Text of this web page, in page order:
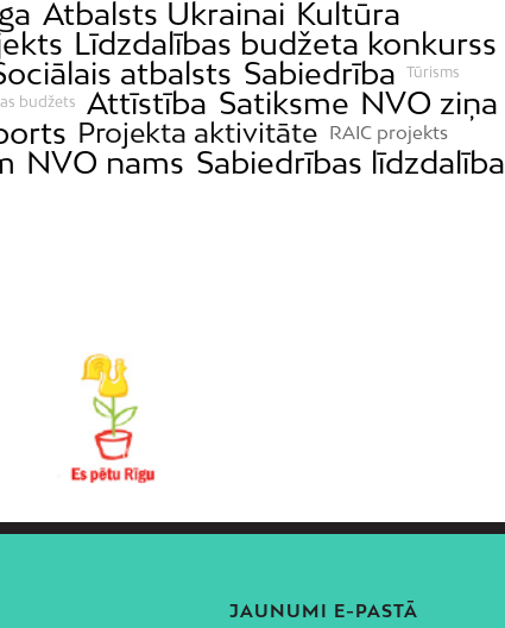
Atbalsts Ukrainai Kultūra
Līdzdalības budžeta konkurss
atbalsts Sabiedrība Tūrisms
budžets Attīstība Satiksme NVO ziņa
Projekta aktivitāte RAIC projekts
NVO nams Sabiedrības līdzdalība
JAUNUMI E-PASTĀ